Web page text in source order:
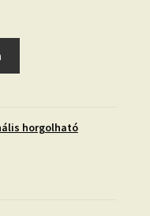
horgolható